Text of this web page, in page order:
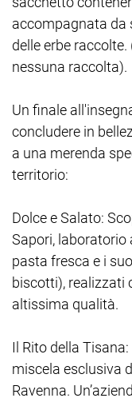
accompagnata da
delle erbe
nessuna raccolta).
Un finale
concludere in
a una merenda
territorio:
Dolce e Salato:
Sapori, laboratorio
pasta fresca e i
biscotti), realizzati
altissima qualità.
Il Rito della
miscela esclusiva
Ravenna.